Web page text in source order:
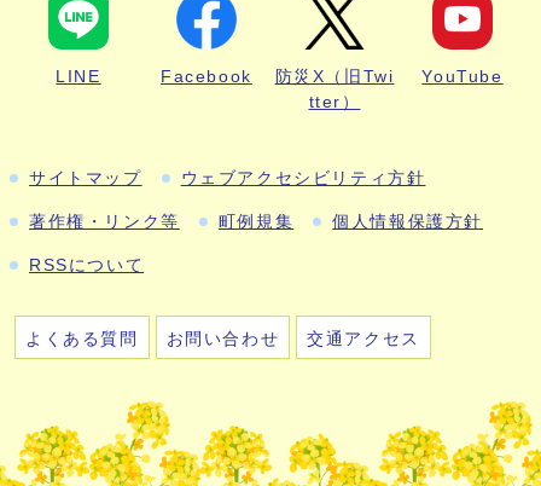
LINE Facebook
防災X（旧Twi
tter）
YouTube
サイトマップ ウェブアクセシビリティ方針
著作権・リンク等 町例規集 個人情報保護方針
RSSについて
よくある質問 お問い合わせ 交通アクセス